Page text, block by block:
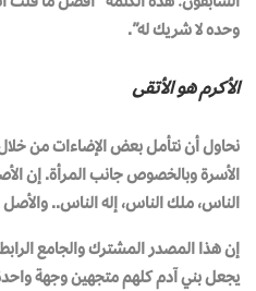
وحده لا شريك له”.
الأكرم هو الأتقى
نحاول أن نتأمل بعض الإضاءات من خلال
الأسرة وبالخصوص جانب المرأة. إن
الناس، ملك الناس، إله الناس..
إن هذا المصدر المشترك والجامع
يجعل بني آدم كلهم متجهين وجهة